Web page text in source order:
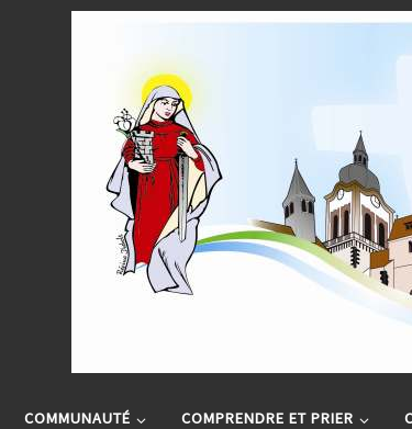
COMMUNAUTÉ COMPRENDRE ET PRIER